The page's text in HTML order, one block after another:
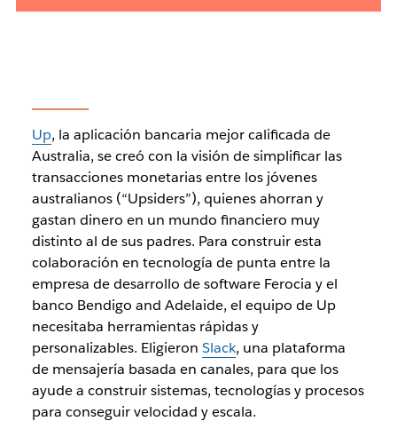
Up, la aplicación bancaria mejor calificada de
Australia, se creó con la visión de simplificar las
transacciones monetarias entre los jóvenes
australianos (“Upsiders”), quienes ahorran y
gastan dinero en un mundo financiero muy
distinto al de sus padres. Para construir esta
colaboración en tecnología de punta entre la
empresa de desarrollo de software Ferocia y el
banco Bendigo and Adelaide, el equipo de Up
necesitaba herramientas rápidas y
personalizables. Eligieron Slack, una plataforma
de mensajería basada en canales, para que los
ayude a construir sistemas, tecnologías y procesos
para conseguir velocidad y escala.